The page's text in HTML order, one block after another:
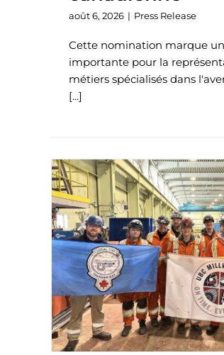
août 6, 2026 | Press Release
Cette nomination marque
importante pour la
métiers spécialisés dans
[...]